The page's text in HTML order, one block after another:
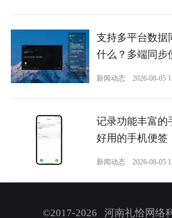
支持多平台数据
什么？多端同步
新闻动态 2026-08-05
记录功能丰富的
好用的手机便签
新闻动态 2026-08-05
©2017-2026 河南礼恰网络